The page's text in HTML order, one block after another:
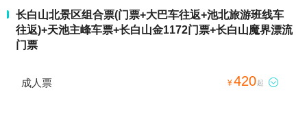
长白山北景区组合票(门票+大巴车往返+池北旅游班线车
往返)+天池主峰车票+长白山金1172门票+长白山魔界漂流
门票
成人票 ¥420起 